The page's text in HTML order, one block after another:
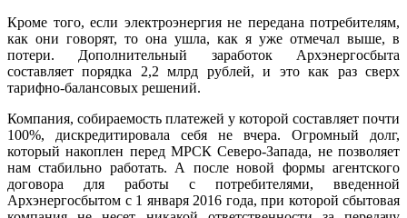
Кроме того, если электроэнергия не передана потребителям,
как они говорят, то она ушла, как я уже отмечал выше, в
потери. Дополнительный заработок Архэнергосбыта
составляет порядка 2,2 млрд рублей, и это как раз сверх
тарифно-балансовых решений.
Компания, собираемость платежей у которой составляет почти
100%, дискредитировала себя не вчера. Огромный долг,
который накоплен перед МРСК Северо-Запада, не позволяет
нам стабильно работать. А после новой формы агентского
договора для работы с потребителями, введенной
Архэнергосбытом с 1 января 2016 года, при которой сбытовая